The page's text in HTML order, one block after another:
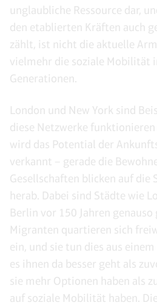
unglaubliche Ressource dar,
den etablierten Kräften auch
zählt, ist nicht die aktuelle
vielmehr die soziale Mobilität
Generationen.
London und New York sind
diese Netzwerke funktionieren
wird das Potential der
verkannt – gerade die
Gesellschaften blicken auf die
herab. Dabei sind Städte wie
Berlin vor 150 Jahren genauso
Migranten quartieren sich
ein, und sie tun dies aus
es ihnen da besser geht als
sie mehr Optionen haben als
auf soziale Mobilität haben.